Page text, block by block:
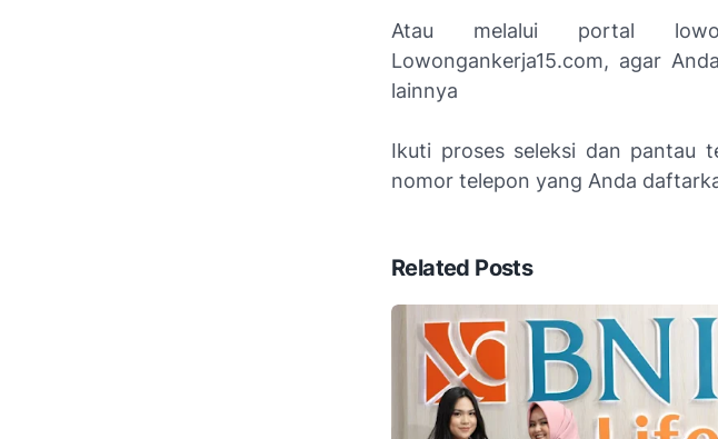
Atau melalui portal
Lowongankerja15.com, agar
lainnya
Ikuti proses seleksi dan pantau
nomor telepon yang Anda
Related Posts